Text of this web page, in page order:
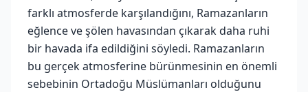
farklı atmosferde karşılandığını, Ramazanların
eğlence ve şölen havasından çıkarak daha ruhi
bir havada ifa edildiğini söyledi. Ramazanların
bu gerçek atmosferine bürünmesinin en önemli
sebebinin Ortadoğu Müslümanları olduğunu